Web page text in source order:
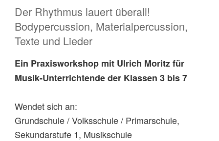
Der Rhythmus lauert überall!
Bodypercussion, Materialpercussion,
Texte und Lieder
Ein Praxisworkshop mit Ulrich Moritz für
Musik-Unterrichtende der Klassen 3 bis 7
Wendet sich an:
Grundschule / Volksschule / Primarschule,
Sekundarstufe 1, Musikschule